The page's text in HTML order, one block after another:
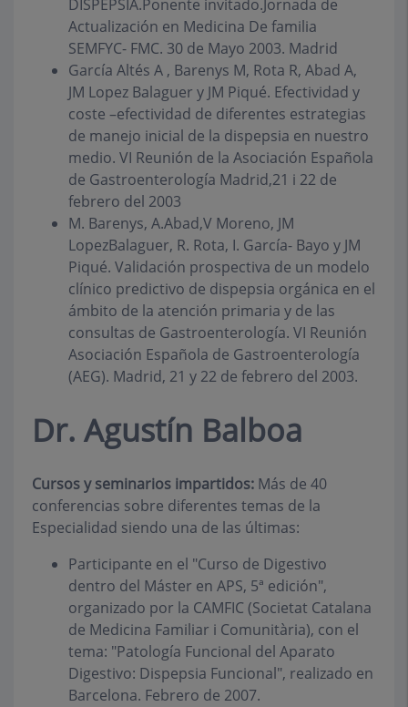
DISPEPSIA.Ponente invitado.Jornada de
Actualización en Medicina De familia
SEMFYC- FMC. 30 de Mayo 2003. Madrid
García Altés A , Barenys M, Rota R, Abad A,
JM Lopez Balaguer y JM Piqué. Efectividad y
coste –efectividad de diferentes estrategias
de manejo inicial de la dispepsia en nuestro
medio. VI Reunión de la Asociación Española
de Gastroenterología Madrid,21 i 22 de
febrero del 2003
M. Barenys, A.Abad,V Moreno, JM
LopezBalaguer, R. Rota, I. García- Bayo y JM
Piqué. Validación prospectiva de un modelo
clínico predictivo de dispepsia orgánica en el
ámbito de la atención primaria y de las
consultas de Gastroenterología. VI Reunión
Asociación Española de Gastroenterología
(AEG). Madrid, 21 y 22 de febrero del 2003.
Dr. Agustín Balboa
Cursos y seminarios impartidos: Más de 40
conferencias sobre diferentes temas de la
Especialidad siendo una de las últimas:
Participante en el "Curso de Digestivo
dentro del Máster en APS, 5ª edición",
organizado por la CAMFIC (Societat Catalana
de Medicina Familiar i Comunitària), con el
tema: "Patología Funcional del Aparato
Digestivo: Dispepsia Funcional", realizado en
Barcelona. Febrero de 2007.